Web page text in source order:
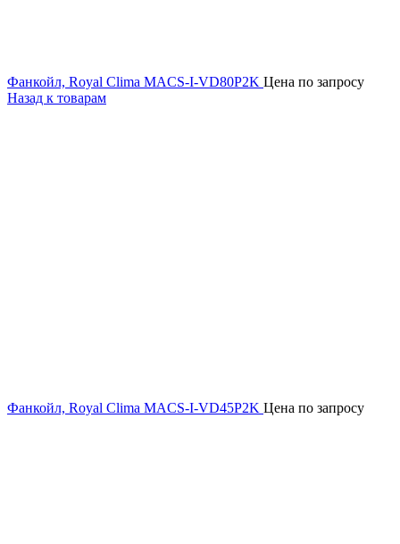
Фанкойл, Royal Clima MACS-I-VD80P2K Цена по запросу
Назад к товарам
Фанкойл, Royal Clima MACS-I-VD45P2K Цена по запросу